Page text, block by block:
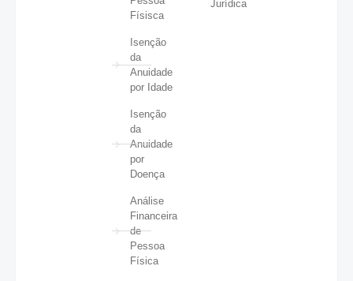
Físisca
Isenção
da
Anuidade
por Idade
Isenção
da
Anuidade
por
Doença
Análise
Financeira
de
Pessoa
Física
Jurídica